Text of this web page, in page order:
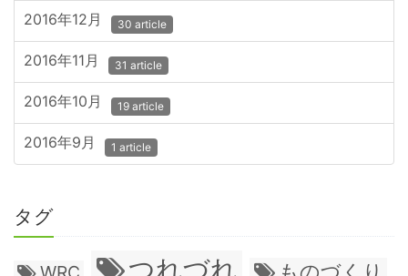
2016年12月 30 article
2016年11月 31 article
2016年10月 19 article
2016年9月 1 article
タグ
つれづれ